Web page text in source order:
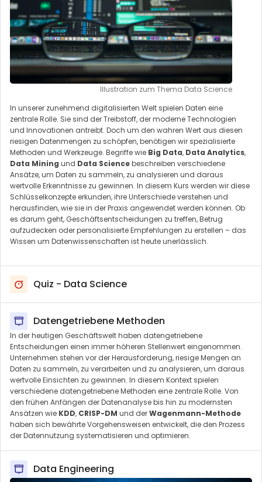
Illustration zum Thema Data Science
In unserer zunehmend digitalisierten Welt spielen Daten eine
zentrale Rolle. Sie sind der Treibstoff, der moderne Technologien
und Innovationen antreibt. Doch um den wahren Wert aus diesen
riesigen Datenmengen zu schöpfen, benötigen wir spezialisierte
Methoden und Werkzeuge. Begriffe wie Big Data, Data Analytics,
Data Mining und Data Sciencebeschreiben verschiedene
Ansätze, um Daten zu sammeln, zu analysieren und daraus
wertvolle Erkenntnisse zu gewinnen. In diesem Kurs werden wir diese
Schlüsselkonzepte erkunden, ihre Unterschiede verstehen und
herausfinden, wie sie in der Praxis angewendet werden können. Ob
es darum geht, Geschäftsentscheidungen zu treffen, Betrug
aufzudecken oder personalisierte Empfehlungen zu erstellen – das
Wissen um Datenwissenschaften ist heute unerlässlich.
Quiz - Data Science
Datengetriebene Methoden
In der heutigen Geschäftswelt haben datengetriebene
Entscheidungen einen immer höheren Stellenwert eingenommen.
Unternehmen stehen vor der Herausforderung, riesige Mengen an
Daten zu sammeln, zu verarbeiten und zu analysieren, um daraus
wertvolle Einsichten zu gewinnen. In diesem Kontext spielen
verschiedene datengetriebene Methoden eine zentrale Rolle. Von
den frühen Anfängen der Datenanalyse bis hin zu modernsten
Ansätzen wie KDD, CRISP-DM und derWagenmann-Methode
haben sich bewährte Vorgehensweisen entwickelt, die den Prozess
der Datennutzung systematisieren und optimieren.
Data Engineering